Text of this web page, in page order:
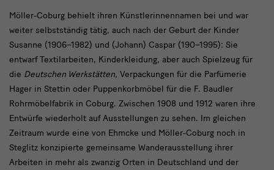
Möller-Coburg behielt ihren Künstlerinnennamen bei und war
weiter selbstständig tätig, auch nach der Geburt der Kinder
Susanne (1906–1982) und (Johann) Caspar (190–1995): Sie
entwarf Textilarbeiten, Kinderkleidung, aber auch Spielzeug für
die Deutschen Werkstätten, Verpackungen für die Parfümerie
Hager in Stettin oder Puppenkorbmöbel für die F. Baudler
Rohrmöbelfabrik in Coburg. Zwischen 1908 und 1912 waren ihre
Entwürfe wiederholt auf Ausstellungen zu sehen. Im gleichen
Zeitraum wurde eine von Ehmcke und Möller-Coburg noch in
Steglitz konzipierte gemeinsame Wanderausstellung ihrer
Arbeiten in mehr als zwanzig Orten in Deutschland und der